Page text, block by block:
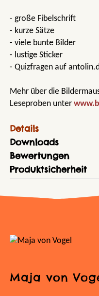
- große Fibelschrift
- kurze Sätze
- viele bunte Bilder
- lustige Sticker
- Quizfragen auf
Mehr über die
Leseproben unter
Details
Downloads
Bewertungen
Produktsicherheit
Maja von